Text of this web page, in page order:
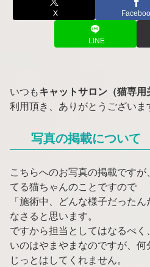
X
LINE
いつもキャットサロン（猫専用
利用頂き、ありがとうございま
写真の掲載について
こちらへのお写真の掲載です
てる猫ちゃんのことですので
「施術中、どんな様子だった
なさると思います。
ですから担当としてはなるべ
いのはやまやまなのですが、何
じっとはしてくれません。